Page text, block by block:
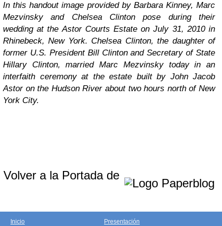
In this handout image provided by Barbara Kinney, Marc
Mezvinsky and Chelsea Clinton pose during their
wedding at the Astor Courts Estate on July 31, 2010 in
Rhinebeck, New York. Chelsea Clinton, the daughter of
former U.S. President Bill Clinton and Secretary of State
Hillary Clinton, married Marc Mezvinsky today in an
interfaith ceremony at the estate built by John Jacob
Astor on the Hudson River about two hours north of New
York City.
Volver a la Portada de
Inicio Presentación